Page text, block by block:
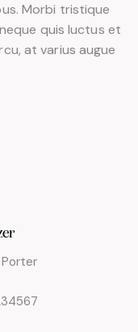
Morbi tristique
quis luctus et
at varius augue